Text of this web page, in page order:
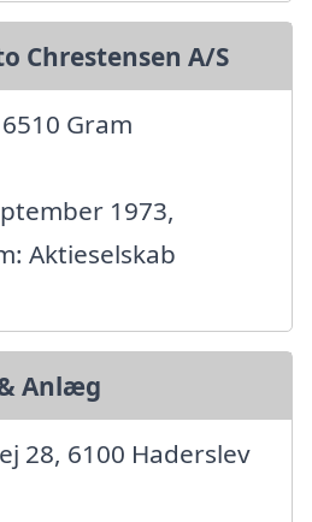
Chrestensen A/S
Gram
1973,
Aktieselskab
Anlæg
28, 6100 Haderslev